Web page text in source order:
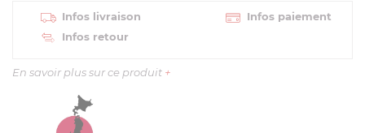
Infos livraison
Infos paiement
Infos retour
En savoir plus sur ce produit +